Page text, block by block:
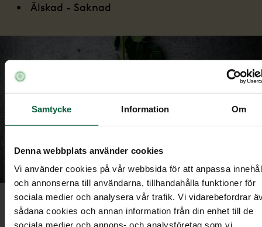
Samtycke Information Om
Denna webbplats använder cookies
Vi använder cookies på vår webbsida för att anpassa
och annonserna till användarna, tillhandahålla funktioner för
sociala medier och analysera vår trafik. Vi vidarebefordrar
sådana cookies och annan information från din enhet till de
sociala medier och annons- och analysföretag som vi
Älskad - Saknad
Ska jag ta med egna blommor till